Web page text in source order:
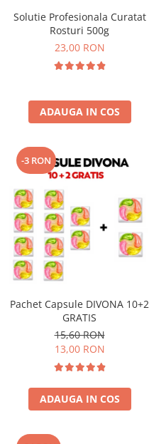
Solutie Profesionala Curatat
Rosturi 500g
23,00 RON
ADAUGA IN COS
-3 RON
Pachet Capsule DIVONA 10+2
GRATIS
15,60 RON
13,00 RON
ADAUGA IN COS